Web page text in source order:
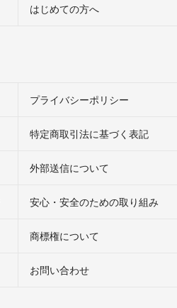
はじめての方へ
プライバシーポリシー
特定商取引法に基づく表記
外部送信について
安心・安全のための取り組み
商標権について
お問い合わせ